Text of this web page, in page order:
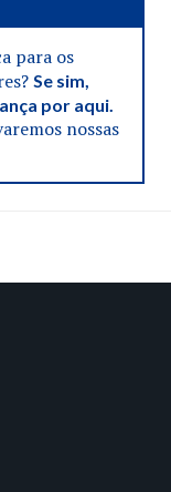
para os
Se sim,
por aqui.
nossas